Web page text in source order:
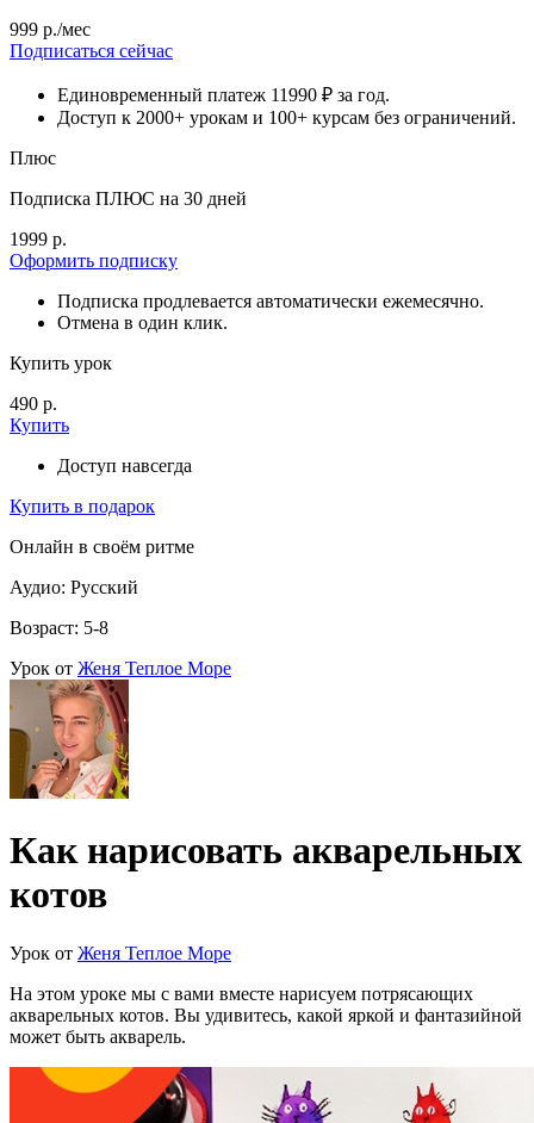
999 р./мес
Подписаться сейчас
Единовременный платеж 11990 ₽ за год.
Доступ к 2000+ урокам и 100+ курсам без ограничений.
Плюс
Подписка ПЛЮС на 30 дней
1999 р.
Оформить подписку
Подписка продлевается автоматически ежемесячно.
Отмена в один клик.
Купить урок
490 р.
Купить
Доступ навсегда
Купить в подарок
Онлайн в своём ритме
Аудио: Русский
Возраст: 5-8
Урок от Женя Теплое Море
Как нарисовать акварельных
котов
Урок от Женя Теплое Море
На этом уроке мы с вами вместе нарисуем потрясающих
акварельных котов. Вы удивитесь, какой яркой и фантазийной
может быть акварель.